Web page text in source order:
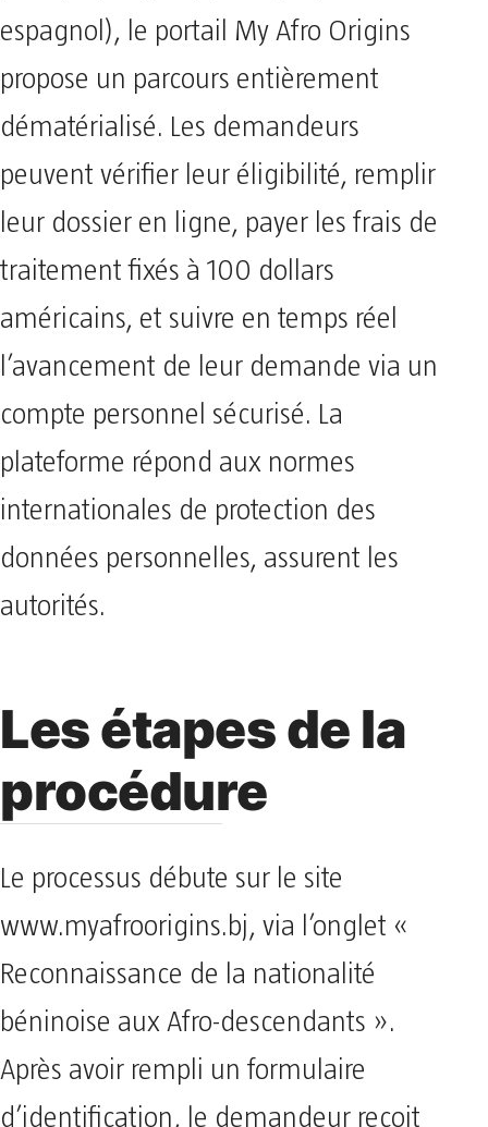
espagnol), le portail My Afro Origins
propose un parcours entièrement
dématérialisé. Les demandeurs
peuvent vérifier leur éligibilité, remplir
leur dossier en ligne, payer les frais de
traitement fixés à 100 dollars
américains, et suivre en temps réel
l’avancement de leur demande via un
compte personnel sécurisé. La
plateforme répond aux normes
internationales de protection des
données personnelles, assurent les
autorités.
Les étapes de la
procédure
Le processus débute sur le site
www.myafroorigins.bj, via l’onglet «
Reconnaissance de la nationalité
béninoise aux Afro-descendants ».
Après avoir rempli un formulaire
d’identification, le demandeur reçoit